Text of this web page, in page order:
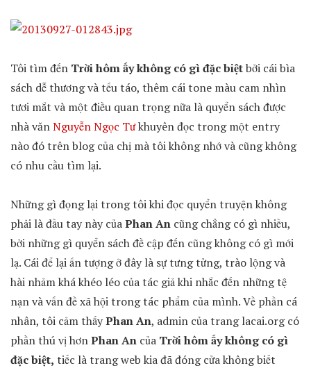
Tôi tìm đến Trời hôm ấy không có gì đặc biệtbởi cái bìa
sách dễ thương và tếu táo, thêm cái tone màu cam nhìn
tươi mắt và một điều quan trọng nữa là quyển sách được
nhà vănNguyễn Ngọc Tưkhuyên đọc trong một entry
nào đó trên blog của chị mà tôi không nhớ và cũng không
có nhu cầu tìm lại.
Những gì đọng lại trong tôi khi đọc quyển truyện không
phải là đầu tay này củaPhan An cũng chẳng có gì nhiều,
bởi những gì quyển sách đề cập đến cũng không có gì mới
lạ. Cái để lại ấn tượng ở đây là sự tưng tửng, trào lộng và
hài nhảm khá khéo léo của tác giả khi nhắc đến những tệ
nạn và vấn đề xã hội trong tác phẩm của mình. Về phần cá
nhân, tôi cảm thấyPhan An, admin của trang lacai.org có
phần thú vị hơnPhan An của Trời hôm ấy không có gì
đặc biệt, tiếc là trang web kia đã đóng cửa không biết